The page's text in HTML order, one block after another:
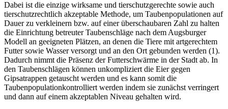
Dabei ist die einzige wirksame und tierschutzgerechte sowie auch
tierschutzrechtlich akzeptable Methode, um Taubenpopulationen auf
Dauer zu verkleinern bzw. auf einer überschaubaren Zahl zu halten
die Einrichtung betreuter Taubenschläge nach dem Augsburger
Modell an geeigneten Plätzen, an denen die Tiere mit artgerechtem
Futter sowie Wasser versorgt und an den Ort gebunden werden (1).
Dadurch nimmt die Präsenz der Futterschwärme in der Stadt ab. In
den Taubenschlägen können unkompliziert die Eier gegen
Gipsatrappen getauscht werden und es kann somit die
Taubenpopulationkontrolliert werden indem sie zunächst verringert
und dann auf einem akzeptablen Niveau gehalten wird.